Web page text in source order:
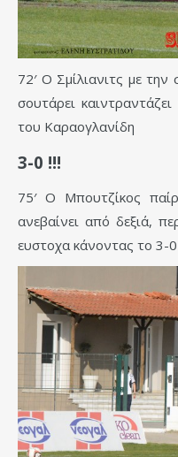
72′ Ο Σμίλιανιτς με
σουτάρει
του Καραογλανίδη
3-0 !!!
75′ Ο Μπουτζίκος
ανεβαίνει από δεξιά,
ευστοχα κάνοντας το 3-0